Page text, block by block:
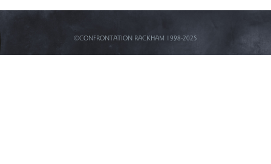
©CONFRONTATION RACKHAM 1998-2025